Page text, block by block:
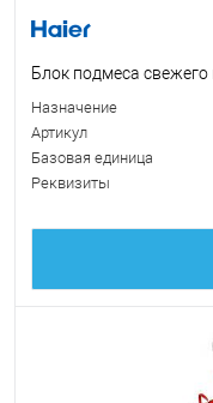
Блок подмеса свежего
Назначение
Артикул
Базовая единица
Реквизиты